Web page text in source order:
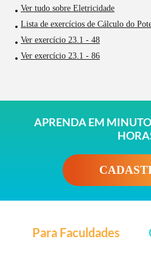
Ver tudo sobre Eletricidade
Lista de exercícios de Cálculo do
Ver exercício 23.1 - 48
Ver exercício 23.1 - 86
APRENDA EM
Para Faculdades